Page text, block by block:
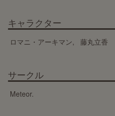
キャラクター
ロマニ・アーキマン 藤丸立香
サークル
Meteor.